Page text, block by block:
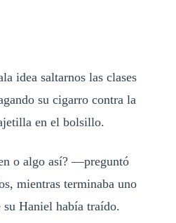
idea saltarnos las clases
su cigarro contra la
en el bolsillo.
o algo así? —preguntó
mientras terminaba uno
su Haniel había traído.